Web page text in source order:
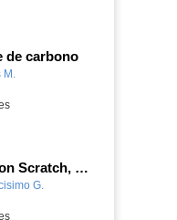
de carbono
M.
Programa con Scratch, 8 diferentes juegos para vivir la emoción de los partidos de España en el mundial 2026
G.